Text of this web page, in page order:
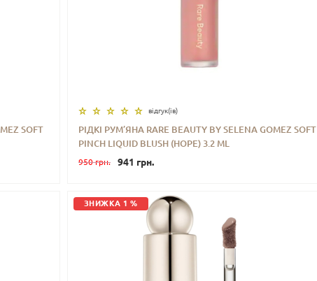
SOFT
відгук(iв)
РІДКІ РУМ’ЯНА RARE BEAUTY BY SELENA GOMEZ SOFT
PINCH LIQUID BLUSH (HOPE) 3.2 ML
950 грн. 941 грн.
ЗНИЖКА 1 %